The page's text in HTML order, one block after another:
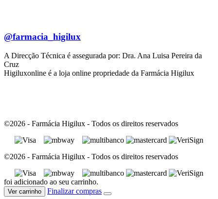
@farmacia_higilux
A Direcção Técnica é assegurada por: Dra. Ana Luisa Pereira da
Cruz
Higiluxonline é a loja online propriedade da Farmácia Higilux
©2026 - Farmácia Higilux - Todos os direitos reservados
©2026 - Farmácia Higilux - Todos os direitos reservados
foi adicionado ao seu carrinho.
Ver carrinho Finalizar compras